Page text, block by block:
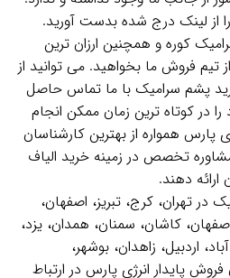
را از لینک درج شده بدست آورید.
کوره و همچنین ارزان ترین
فروش ما بخواهید. می توانید از
پشم سرامیک با ما تماس حاصل
در کوتاه ترین زمان ممکن انجام
پارس همواره از بهترین کارشناسان
تخصص در زمینه خرید الیاف
ارائه دهند.
تهران، کرج، تبریز، اصفهان،
کاشان، سمنان، همدان، یزد،
اردبیل، زاهدان، بوشهر،
پایدار انرژی پارس در ارتباط